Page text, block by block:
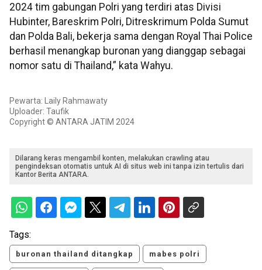
2024 tim gabungan Polri yang terdiri atas Divisi
Hubinter, Bareskrim Polri, Ditreskrimum Polda Sumut
dan Polda Bali, bekerja sama dengan Royal Thai Police
berhasil menangkap buronan yang dianggap sebagai
nomor satu di Thailand,” kata Wahyu.
Pewarta: Laily Rahmawaty
Uploader: Taufik
Copyright © ANTARA JATIM 2024
Dilarang keras mengambil konten, melakukan crawling atau
pengindeksan otomatis untuk AI di situs web ini tanpa izin tertulis dari
Kantor Berita ANTARA.
Tags:
buronan thailand ditangkap mabes polri